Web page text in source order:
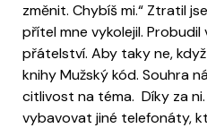
změnit. Chybíš mi.“ Ztratil
přítel mne vykolejil.
přátelství. Aby taky ne,
knihy Mužský kód. Souhra
citlivost na téma. Díky za
vybavovat jiné telefonáty,